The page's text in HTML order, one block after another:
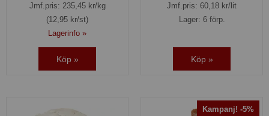
Jmf.pris: 235,45kr/kg
(12,95 kr/st)
Lagerinfo »
Köp »
Jmf.pris: 60,18 kr/lit
Lager: 6 förp.
Köp »
Kampanj! -5%